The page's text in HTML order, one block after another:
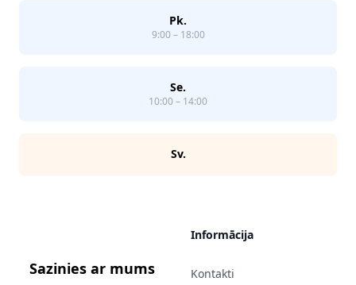
Pk.
9:00 – 18:00
Se.
10:00 – 14:00
Sv.
Sazinies ar mums
Informācija
Kontakti